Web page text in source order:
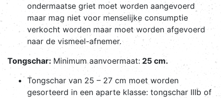
ondermaatse griet moet worden aangevoerd
maar mag niet voor menselijke consumptie
verkocht worden maar moet worden afgevoerd
naar de vismeel-afnemer.
Tongschar: Minimum aanvoermaat:25 cm.
Tongschar van 25 – 27 cm moet worden
gesorteerd in een aparte klasse: tongschar IIIb of